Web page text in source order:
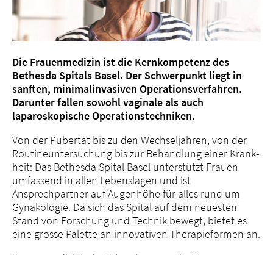
Qualität
Fachbereiche
Personen
Veranstaltungen & Kurse
Notaufnahme
Die Frauenmedizin ist die Kernkompetenz des
Bethesda Spitals Basel. Der Schwerpunkt liegt in
sanften, minimalinvasiven Operationsverfahren.
Darunter fallen sowohl vaginale als auch
laparoskopische Operationstechniken.
Von der Pubertät bis zu den Wechseljahren, von der
Routineuntersuchung bis zur Behandlung einer Krank-
heit: Das Bethesda Spital Basel unterstützt Frauen
umfassend in allen Lebenslagen und ist
Ansprechpartner auf Augenhöhe für alles rund um
Gynäkologie. Da sich das Spital auf dem neuesten
Stand von Forschung und Technik bewegt, bietet es
eine grosse Palette an innovativen Therapieformen an.